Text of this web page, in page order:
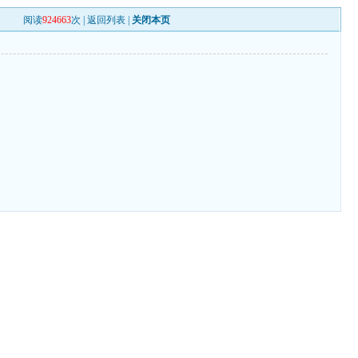
阅读924663次 |返回列表 关闭本页